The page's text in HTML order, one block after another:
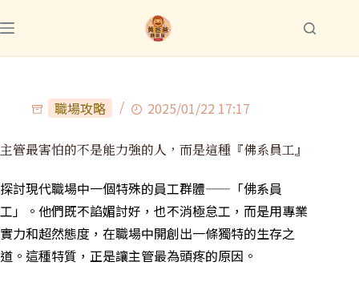
職場攻略 2025/01/22 17:17
主管最害怕的不是能力強的人，而是這種『佛系員工』
探討現代職場中一個特殊的員工群體——「佛系員
工」。他們既不諂媚討好，也不消極怠工，而是用專業
實力和超然態度，在職場中開創出一條獨特的生存之
道。這種特質，正是讓主管最為頭疼的原因。